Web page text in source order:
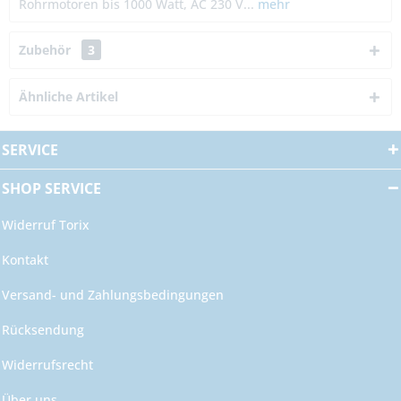
Rohrmotoren bis 1000 Watt, AC 230 V... mehr
Zubehör 3
Ähnliche Artikel
SERVICE
SHOP SERVICE
Widerruf Torix
Kontakt
Versand- und Zahlungsbedingungen
Rücksendung
Widerrufsrecht